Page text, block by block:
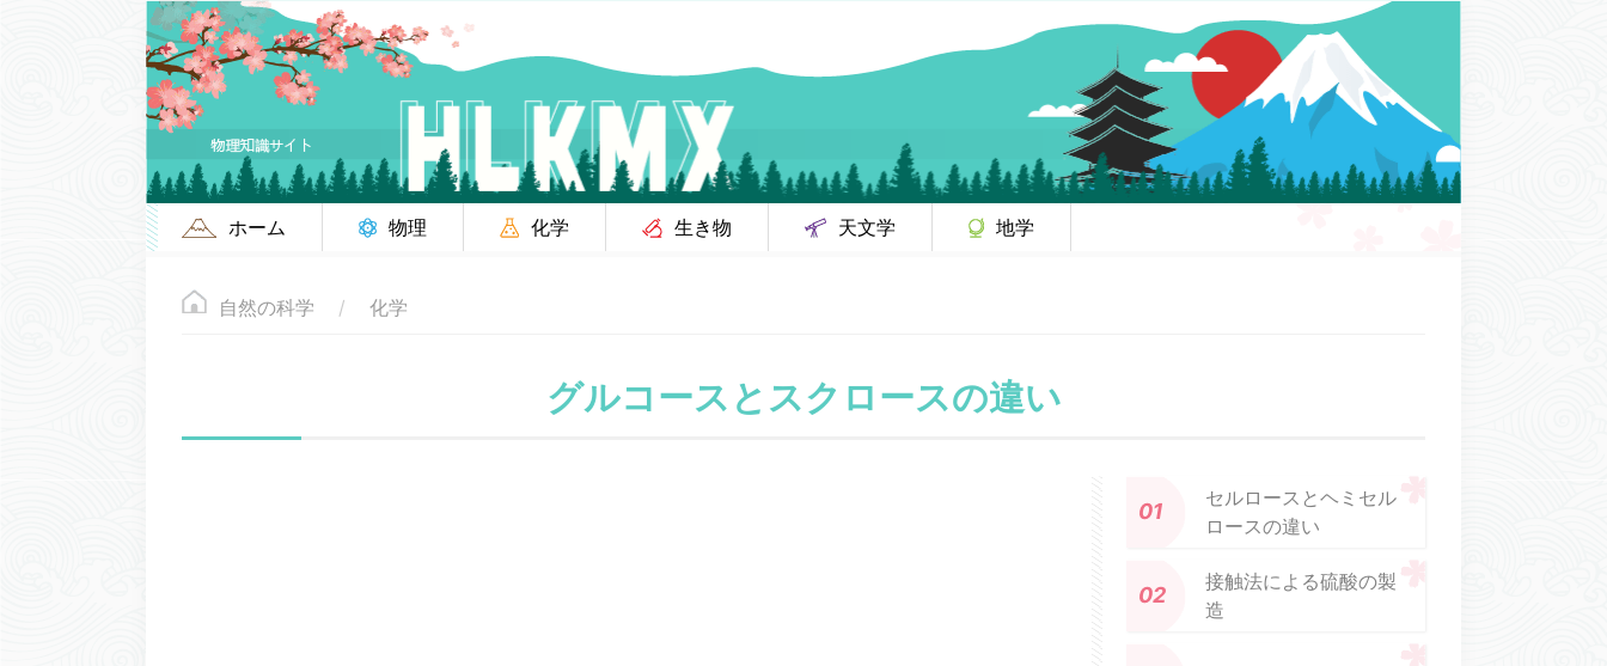
ホーム 物理 化学 生き物 天文学 地学
自然の科学 化学
グルコースとスクロースの違い
セルロースとヘミセル
ロースの違い
接触法による硫酸の製
造